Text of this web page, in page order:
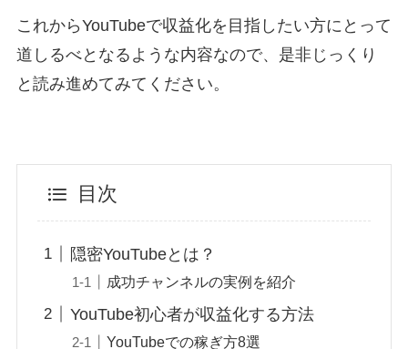
これからYouTubeで収益化を目指したい方にとって
道しるべとなるような内容なので、是非じっくり
と読み進めてみてください。
目次
隠密YouTubeとは？
成功チャンネルの実例を紹介
YouTube初心者が収益化する方法
YouTubeでの稼ぎ方8選